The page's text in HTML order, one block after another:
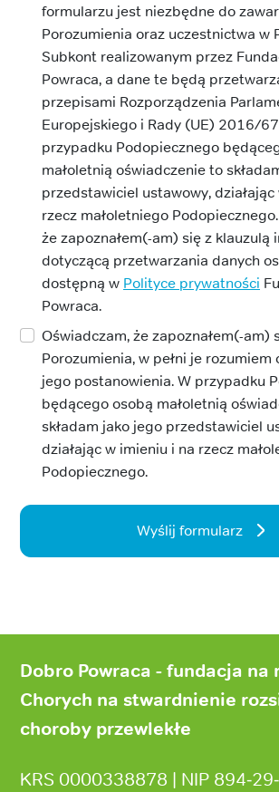
formularzu jest niezbędne do
Porozumienia oraz uczestnictwa w
Subkont realizowanym przez
Powraca, a dane te będą
przepisami Rozporządzenia
Europejskiego i Rady (UE) 2016/
przypadku Podopiecznego
małoletnią oświadczenie to
przedstawiciel ustawowy, działając
rzecz małoletniego
że zapoznałem(-am) się z klauzulą
dotyczącą przetwarzania danych
dostępną w Polityce prywatności
Powraca.
Oświadczam, że zapoznałem(-am)
Porozumienia, w pełni je
jego postanowienia. W przypadku
będącego osobą małoletnią
składam jako jego przedstawiciel
działając w imieniu i na rzecz
Podopiecznego.
Wyślij formularz
stronyDobro Powraca - fundacja na
Chorych na stwardnienie
choroby przewlekłe
KRS 0000338878 | NIP